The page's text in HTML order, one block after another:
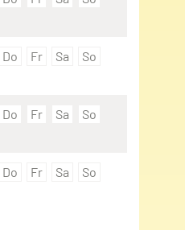
Do Fr Sa
So
Do Fr Sa
So
Do Fr Sa
So